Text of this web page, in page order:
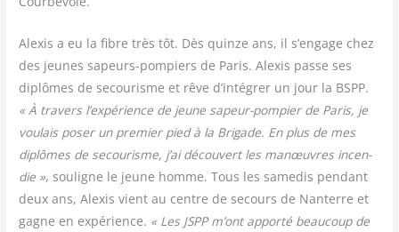
Alexis a eu la fibre très tôt. Dès quinze ans, il s’engage chez
des jeunes sapeurs-pom­piers de Paris. Alexis passe ses
diplômes de secou­risme et rêve d’intégrer un jour la BSPP.
« À tra­vers l’expérience de jeune sapeur-pom­pier de Paris, je
vou­lais poser un pre­mier pied à la Bri­gade. En plus de mes
diplômes de secou­risme, j’ai décou­vert les manœuvres incen­
die », sou­ligne le jeune homme. Tous les same­dis pen­dant
deux ans, Alexis vient au centre de secours de Nan­terre et
gagne en expé­rience. « Les JSPP m’ont appor­té beau­coup de